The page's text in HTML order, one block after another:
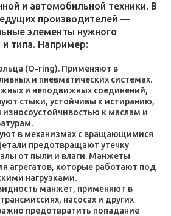
и автомобильной техники. В
производителей —
элементы нужного
типа. Например:
(O-ring). Применяют в
и пневматических системах.
и неподвижных соединений,
стыки, устойчивы к истиранию,
к маслам и
в механизмах с вращающимися
предотвращают утечку
от пыли и влаги. Манжеты
агрегатов, которые работают под
нагрузками.
манжет, применяют в
насосах и других
предотвратить попадание